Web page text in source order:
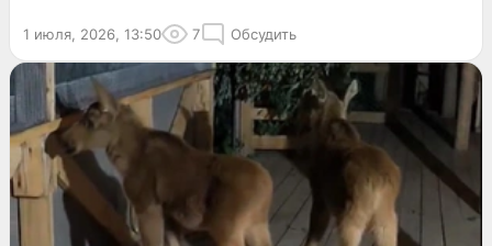
1 июля, 2026, 13:50 7 Обсудить